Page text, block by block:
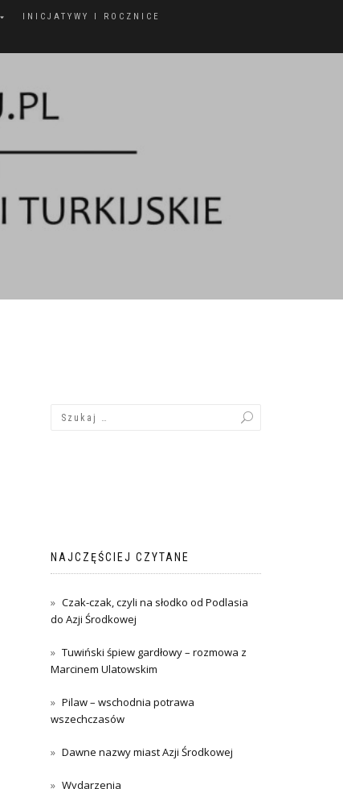
INICJATYWY I ROCZNICE
NAJCZĘŚCIEJ CZYTANE
Czak-czak, czyli na słodko od Podlasia
do Azji Środkowej
Tuwiński śpiew gardłowy – rozmowa z
Marcinem Ulatowskim
Pilaw – wschodnia potrawa
wszechczasów
Dawne nazwy miast Azji Środkowej
Wydarzenia